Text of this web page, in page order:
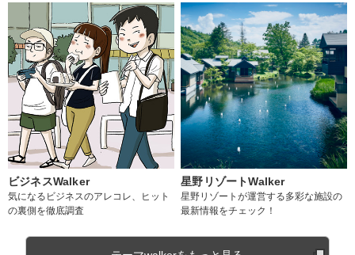
ビジネスWalker
気になるビジネスのアレコレ、ヒット
の裏側を徹底調査
星野リゾートWalker
星野リゾートが運営する多彩な施設の
最新情報をチェック！